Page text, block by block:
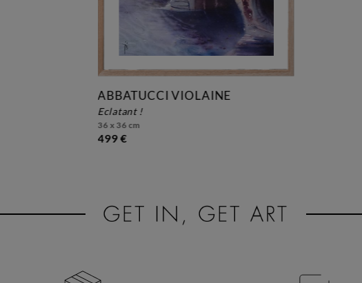
ABBATUCCI VIOLAINE
eclatant !
36 x 36 cm
499 €